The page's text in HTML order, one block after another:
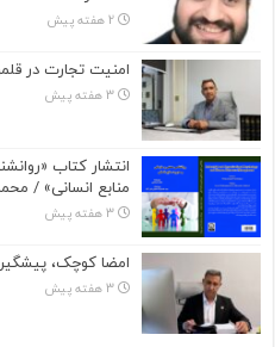
2 هفته پیش
امنیت تجارت در
3 هفته پیش
انتشار کتاب
منابع انسانی» /
3 هفته پیش
امضا کوچک،
3 هفته پیش